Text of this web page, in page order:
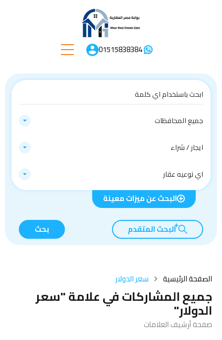
01515838384
جميع المحافظات
ايجار / شراء
اي نوعيه عقار
البحث عن ميزات معينة
البحث المتقدم بحث
الصفحة الرئيسية سعر الدولار
جميع المشاركات في علامة "سعر
الدولار"
صفحة أرشيف العلامات